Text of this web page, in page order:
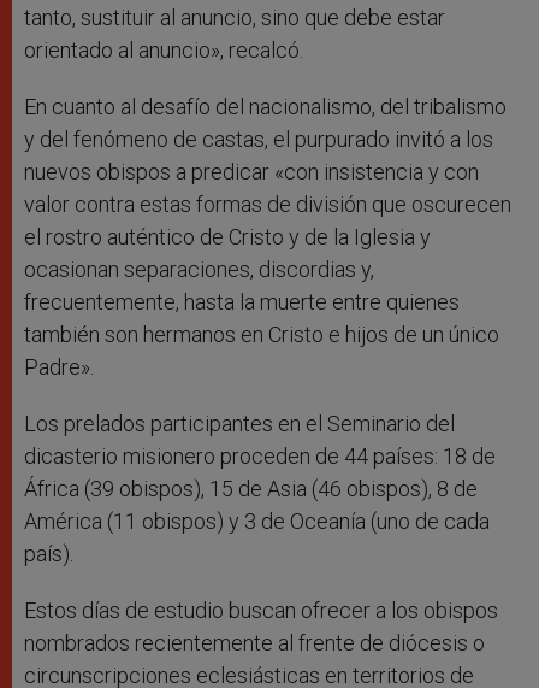
tanto, sustituir al anuncio, sino que debe estar
orientado al anuncio», recalcó.
En cuanto al desafío del nacionalismo, del tribalismo
y del fenómeno de castas, el purpurado invitó a los
nuevos obispos a predicar «con insistencia y con
valor contra estas formas de división que oscurecen
el rostro auténtico de Cristo y de la Iglesia y
ocasionan separaciones, discordias y,
frecuentemente, hasta la muerte entre quienes
también son hermanos en Cristo e hijos de un único
Padre».
Los prelados participantes en el Seminario del
dicasterio misionero proceden de 44 países: 18 de
África (39 obispos), 15 de Asia (46 obispos), 8 de
América (11 obispos) y 3 de Oceanía (uno de cada
país).
Estos días de estudio buscan ofrecer a los obispos
nombrados recientemente al frente de diócesis o
circunscripciones eclesiásticas en territorios de